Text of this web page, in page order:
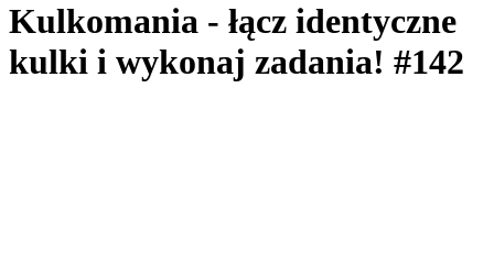
Kulkomania - łącz identyczne
kulki i wykonaj zadania! #142